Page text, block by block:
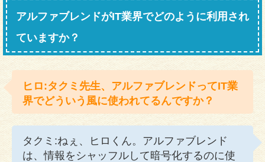
アルファブレンドがIT業界でどのように利用され
ていますか？
ヒロ:タクミ先生、アルファブレンドってIT業
界でどういう風に使われてるんですか？
タクミ:ねぇ、ヒロくん。アルファブレンド
は、情報をシャッフルして暗号化するのに使